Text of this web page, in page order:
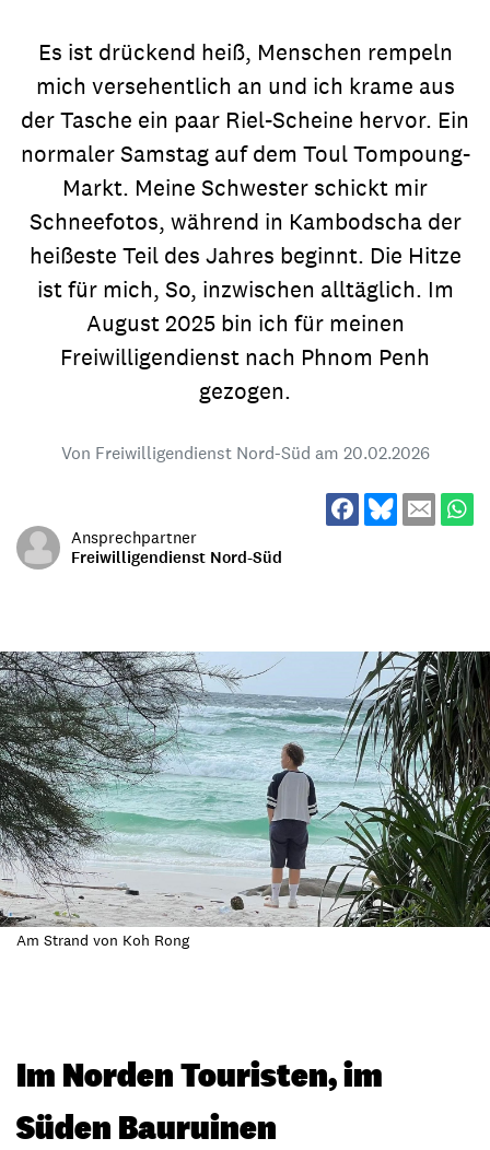
Es ist drückend heiß, Menschen rempeln
mich versehentlich an und ich krame aus
der Tasche ein paar Riel-Scheine hervor. Ein
normaler Samstag auf dem Toul Tompoung-
Markt. Meine Schwester schickt mir
Schneefotos, während in Kambodscha der
heißeste Teil des Jahres beginnt. Die Hitze
ist für mich, So, inzwischen alltäglich. Im
August 2025 bin ich für meinen
Freiwilligendienst nach Phnom Penh
gezogen.
Von Freiwilligendienst Nord-Süd am 20.02.2026
Ansprechpartner
Freiwilligendienst Nord-Süd
Am Strand von Koh Rong
Im Norden Touristen, im
Süden Bauruinen